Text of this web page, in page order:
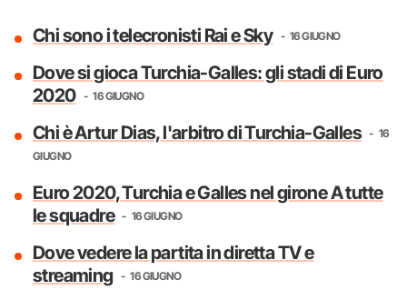
Chi sono i telecronisti Rai e Sky 16 GIUGNO
Dove si gioca Turchia-Galles: gli stadi di Euro
2020
16 GIUGNO
Chi è Artur Dias, l'arbitro di Turchia-Galles
16
GIUGNO
Euro 2020, Turchia e Galles nel girone A tutte
le squadre
16 GIUGNO
Dove vedere la partita in diretta TV e
streaming
16 GIUGNO